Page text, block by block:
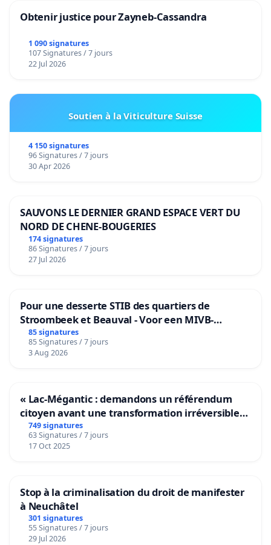
Obtenir justice pour Zayneb-Cassandra
1 090 signatures
107 Signatures / 7 jours
22 Jul 2026
Soutien à la Viticulture Suisse
4 150 signatures
96 Signatures / 7 jours
30 Apr 2026
SAUVONS LE DERNIER GRAND ESPACE VERT DU
NORD DE CHENE-BOUGERIES
174 signatures
86 Signatures / 7 jours
27 Jul 2026
Pour une desserte STIB des quartiers de
Stroombeek et Beauval - Voor een MIVB-
bediening van de wijken Strombeek en Het
Voor
85 signatures
85 Signatures / 7 jours
3 Aug 2026
« Lac-Mégantic : demandons un référendum
citoyen avant une transformation irréversible
de notre territoire »
749 signatures
63 Signatures / 7 jours
17 Oct 2025
Stop à la criminalisation du droit de manifester
à Neuchâtel
301 signatures
55 Signatures / 7 jours
29 Jul 2026